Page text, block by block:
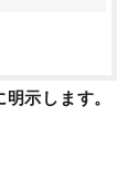
示します。